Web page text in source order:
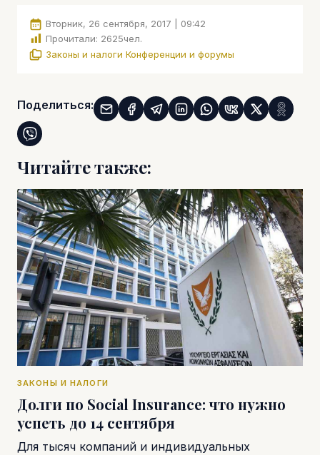
Вторник, 26 сентября, 2017 | 09:42
Прочитали: 2625чел.
Законы и налоги Конференции и форумы
Поделиться:
Читайте также:
ЗАКОНЫ И НАЛОГИ
Долги по Social Insurance: что нужно
успеть до 14 сентября
Для тысяч компаний и индивидуальных